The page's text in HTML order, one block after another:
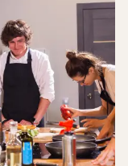
zarządu
pomostu między
i